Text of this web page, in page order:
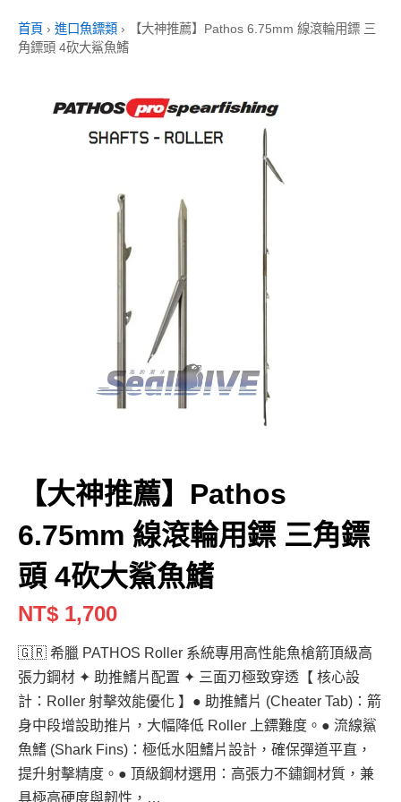
首頁 › 進口魚鏢類 ›
【大神推薦】Pathos 6.75mm 線滾輪用鏢 三
角鏢頭 4砍大鯊魚鰭
【大神推薦】Pathos
6.75mm 線滾輪用鏢 三角鏢
頭 4砍大鯊魚鰭
NT$ 1,700
🇬🇷 希臘 PATHOS Roller 系統專用高性能魚槍箭頂級高
張力鋼材 ✦ 助推鰭片配置 ✦ 三面刃極致穿透【 核心設
計：Roller 射擊效能優化 】● 助推鰭片 (Cheater Tab)：箭
身中段增設助推片，大幅降低 Roller 上鏢難度。● 流線鯊
魚鰭 (Shark Fins)：極低水阻鰭片設計，確保彈道平直，
提升射擊精度。● 頂級鋼材選用：高張力不鏽鋼材質，兼
具極高硬度與韌性，…